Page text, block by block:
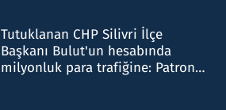
Tutuklanan CHP Silivri İlçe
Başkanı Bulut'un hesabında
milyonluk para trafiğine: Patron